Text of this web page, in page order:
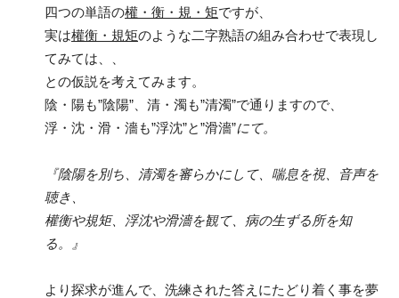
四つの単語の權・衡・規・矩ですが、
実は權衡・規矩のような二字熟語の組み合わせで表現し
てみては、、
との仮説を考えてみます。
陰・陽も”陰陽”、清・濁も”清濁”で通りますので、
浮・沈・滑・濇も”浮沈”と”滑濇”にて。
『陰陽を別ち、清濁を審らかにして、 喘息を視、音声を
聴き、
權衡や規矩、浮沈や滑濇を観て、病の生ずる所を知
る。』
より探求が進んで、洗練された答えにたどり着く事を夢